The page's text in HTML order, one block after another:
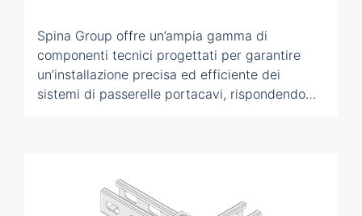
Spina Group offre un’ampia gamma di
componenti tecnici progettati per garantire
un’installazione precisa ed efficiente dei
sistemi di passerelle portacavi, rispondendo